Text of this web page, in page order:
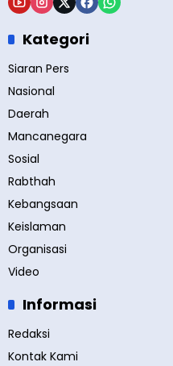
Kategori
Siaran Pers
Nasional
Daerah
Mancanegara
Sosial
Rabthah
Kebangsaan
Keislaman
Organisasi
Video
Informasi
Redaksi
Kontak Kami